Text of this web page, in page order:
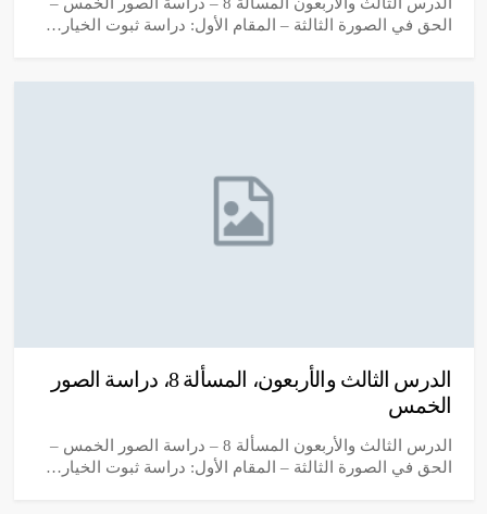
الحق في الصورة الثالثة – المقام الأول: دراسة ثبوت الخيار…
الدرس الثالث والأربعون، المسألة 8، دراسة الصور
الخمس
الدرس الثالث والأربعون المسألة 8 – دراسة الصور الخمس –
الحق في الصورة الثالثة – المقام الأول: دراسة ثبوت الخيار…